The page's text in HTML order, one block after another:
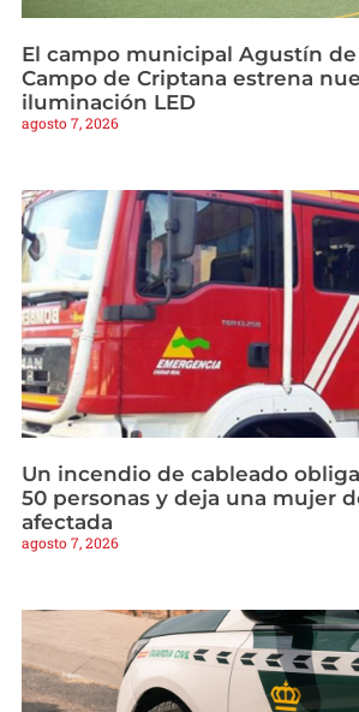
El campo municipal Agustín
Campo de Criptana estrena
iluminación LED
agosto 7, 2026
Un incendio de cableado
50 personas y deja una mujer
afectada
agosto 7, 2026